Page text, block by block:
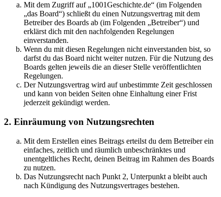
Mit dem Zugriff auf „1001Geschichte.de“ (im Folgenden
„das Board“) schließt du einen Nutzungsvertrag mit dem
Betreiber des Boards ab (im Folgenden „Betreiber“) und
erklärst dich mit den nachfolgenden Regelungen
einverstanden.
Wenn du mit diesen Regelungen nicht einverstanden bist, so
darfst du das Board nicht weiter nutzen. Für die Nutzung des
Boards gelten jeweils die an dieser Stelle veröffentlichten
Regelungen.
Der Nutzungsvertrag wird auf unbestimmte Zeit geschlossen
und kann von beiden Seiten ohne Einhaltung einer Frist
jederzeit gekündigt werden.
2. Einräumung von Nutzungsrechten
Mit dem Erstellen eines Beitrags erteilst du dem Betreiber ein
einfaches, zeitlich und räumlich unbeschränktes und
unentgeltliches Recht, deinen Beitrag im Rahmen des Boards
zu nutzen.
Das Nutzungsrecht nach Punkt 2, Unterpunkt a bleibt auch
nach Kündigung des Nutzungsvertrages bestehen.